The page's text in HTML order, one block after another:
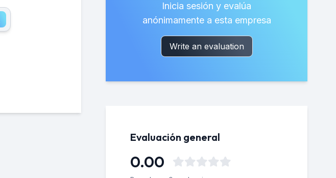
Inicia sesión y evalúa
anónimamente a esta empresa
Write an evaluation
Evaluación general
0.00